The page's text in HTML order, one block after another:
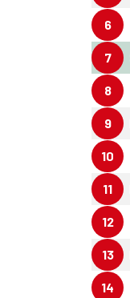
6
7
8
9
10
11
12
13
14